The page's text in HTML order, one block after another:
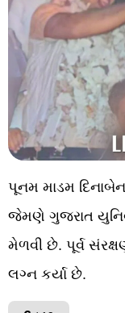
પૂનમ માડમ
જેમણે ગુજરાત
મેળવી છે. પૂર્વ
લગ્ન કર્યા છે.